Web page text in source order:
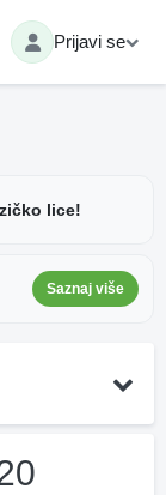
Prijavi se
lice!
Saznaj više